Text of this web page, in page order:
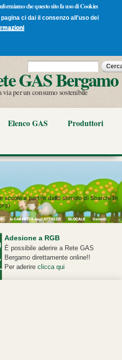
che questo sito fa uso di Cookies
ci dai il consenzo all'uso dei
GAS Bergamo
via per un consumo sostenibile
Form di ricerca
Elenco GAS
Produttori
Adesione a RGB
È possibile aderire a Rete GAS
Bergamo direttamente online!!
Per aderire clicca qui